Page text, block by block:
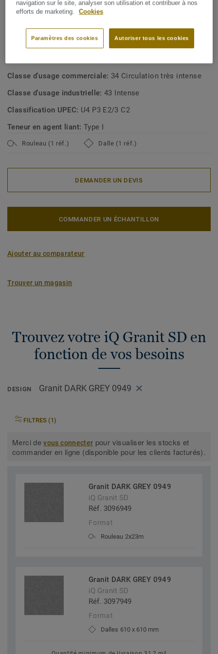
Fabriqué en Suède
SPÉCIFICATIONS TECHNIQUES ET ENVIRONNEMENTALES
Type de revêtement de sol:Permanently static dissipative
Classe d'usage commerciale: 34 Circulation très intense
Classe d'usage industrielle:43 Intense
Classification UPEC: U4 P3 E2/3 C2
Teneur en agent liant: Type I
Rouleau (1 réf.) Dalle (1 réf.)
DEMANDER UN DEVIS
COMMANDER UN ÉCHANTILLON
Ajouter au comparateur
Trouver un magasin
Trouvez votre iQ Granit SD en
fonction de vos besoins
DESIGN Granit DARK GREY 0949
FILTRES (1)
Merci devous connecter pour visualiser les stocks et
commander en ligne (disponible pour les clients facturés).
Granit DARK GREY 0949
iQ Granit SD
Réf. 3096949
Format
Rouleau 2x23m
Granit DARK GREY 0949
iQ Granit SD
Réf. 3097949
Format
Dalles 610 x 610 mm
navigation sur le site, analyser son utilisation et contribuer à nos
efforts de marketing.
Cookies
Autoriser tous les cookies
Paramètres des cookies